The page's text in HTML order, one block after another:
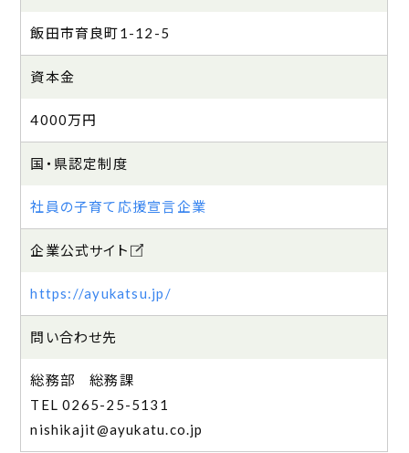
飯田市育良町1-12-5
資本金
4000万円
国・県認定制度
社員の子育て応援宣言企業
企業公式サイト
https://ayukatsu.jp/
問い合わせ先
総務部 総務課
0265-25-5131
nishikajit@ayukatu.co.jp